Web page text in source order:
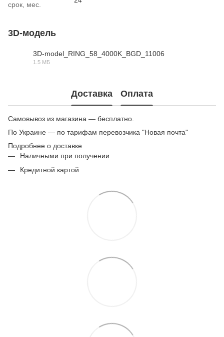
срок, мес.
3D-модель
3D-model_RING_58_4000K_BGD_11006
1.5 МБ
Доставка Оплата
Самовывоз из магазина — бесплатно.
По Украине — по тарифам перевозчика "Новая почта"
Подробнее о доставке
Наличными при получении
Кредитной картой